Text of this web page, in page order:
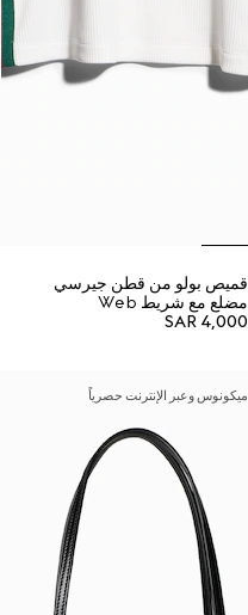
قميص بولو من قطن جيرسي
مضلع مع شريط Web
SAR 4,000
ميكونوس وعبر الإنترنت حصرياً